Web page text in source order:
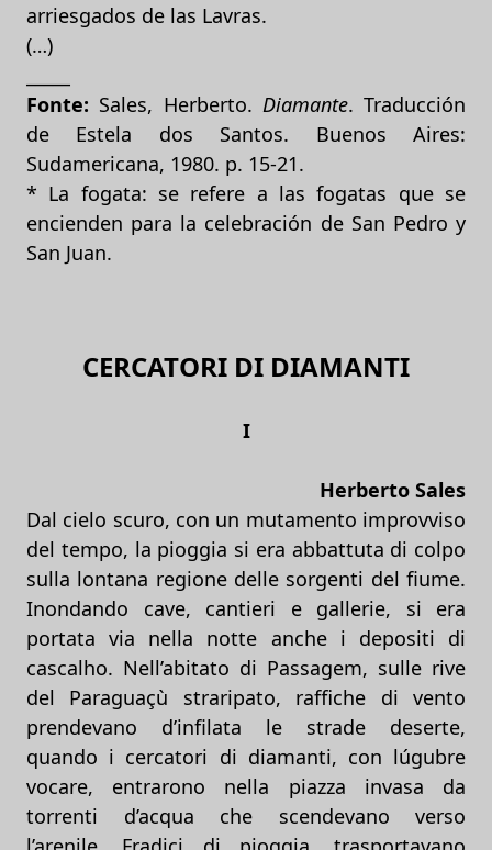
arriesgados de las Lavras.
(…)
Fonte: Sales, Herberto. Diamante. Traducción
de Estela dos Santos. Buenos Aires:
Sudamericana, 1980. p. 15-21.
* La fogata: se refere a las fogatas que se
encienden para la celebración de San Pedro y
San Juan.
CERCATORI DI DIAMANTI
I
Herberto Sales
Dal cielo scuro, con un mutamento improvviso
del tempo, la pioggia si era abbattuta di colpo
sulla lontana regione delle sorgenti del fiume.
Inondando cave, cantieri e gallerie, si era
portata via nella notte anche i depositi di
cascalho. Nell’abitato di Passagem, sulle rive
del Paraguaçù straripato, raffiche di vento
prendevano d’infilata le strade deserte,
quando i cercatori di diamanti, con lúgubre
vocare, entrarono nella piazza invasa da
torrenti d’acqua che scendevano verso